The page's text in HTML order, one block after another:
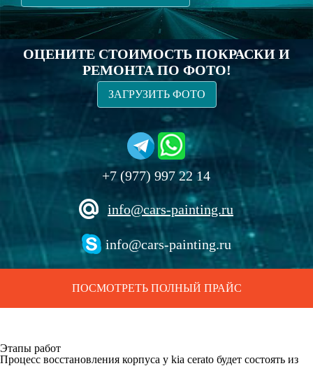
ОЦЕНИТЕ СТОИМОСТЬ ПОКРАСКИ И
РЕМОНТА ПО ФОТО!
ЗАГРУЗИТЬ ФОТО
+7 (977) 997 22 14
info@cars-painting.ru
info@cars-painting.ru
ПОСМОТРЕТЬ ПОЛНЫЙ ПРАЙС
Этапы работ
Процесс восстановления корпуса у kia cerato будет состоять из